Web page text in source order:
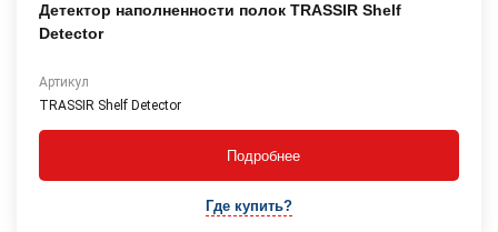
Детектор наполненности полок TRASSIR Shelf
Detector
Артикул
TRASSIR Shelf Detector
Подробнее
Где купить?